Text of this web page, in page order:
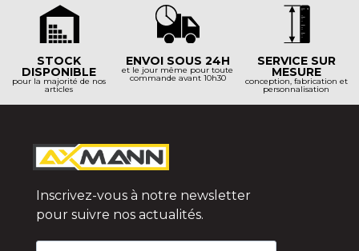
STOCK
DISPONIBLE
pour la majorité de nos
articles
ENVOI SOUS 24H
et le jour même pour toute
commande avant 10h30
SERVICE SUR
MESURE
conception, fabrication et
personnalisation
Inscrivez-vous à notre newsletter
pour suivre nos actualités.